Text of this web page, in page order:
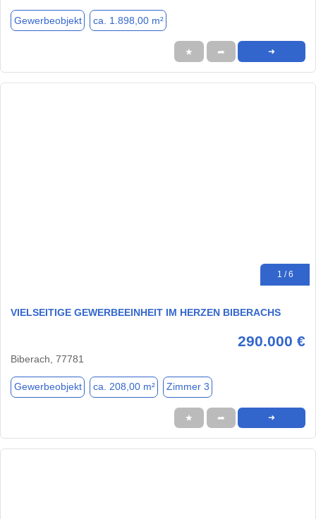
Gewerbeobjekt ca. 1.898,00 m²
★ ➦ ➜
1 / 6
VIELSEITIGE GEWERBEEINHEIT IM HERZEN BIBERACHS
290.000 €
Biberach, 77781
Gewerbeobjekt ca. 208,00 m² Zimmer 3
★ ➦ ➜